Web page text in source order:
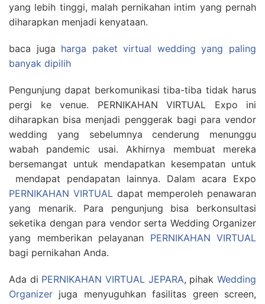
yang lebih tinggi, malah pernikahan intim yang pernah
diharapkan menjadi kenyataan.
baca juga harga paket virtual wedding yang paling
banyak dipilih
Pengunjung dapat berkomunikasi tiba-tiba tidak harus
pergi ke venue. PERNIKAHAN VIRTUAL Expo ini
diharapkan bisa menjadi penggerak bagi para vendor
wedding yang sebelumnya cenderung menunggu
wabah pandemic usai. Akhirnya membuat mereka
bersemangat untuk mendapatkan kesempatan untuk
mendapat pendapatan lainnya. Dalam acara Expo
PERNIKAHAN VIRTUAL dapat memperoleh penawaran
yang menarik. Para pengunjung bisa berkonsultasi
seketika dengan para vendor serta Wedding Organizer
yang memberikan pelayanan PERNIKAHAN VIRTUAL
bagi pernikahan Anda.
Ada di PERNIKAHAN VIRTUAL JEPARA, pihakWedding
Organizer juga menyuguhkan fasilitas green screen,